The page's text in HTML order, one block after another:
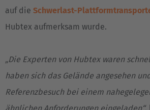
auf die Schwerlast-
Hubtex aufmerksam wurde.
„Die Experten von Hubtex waren
haben sich das Gelände angesehen
Referenzbesuch bei einem